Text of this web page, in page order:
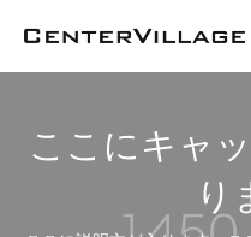
ここにキャ
り